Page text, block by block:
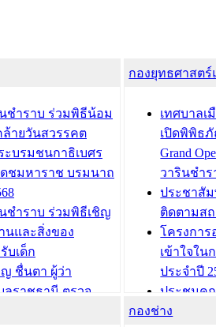
ชำราบ ร่วมพิธีน้อม
ล้ายวันสวรรคต
ะบรมชนกาธิเบศร
ชมหาราช บรมนาถ
ชำราบ ร่วมพิธีเชิญ
นและสิ่งของ
บเด็ก
ชื่นตา ผู้ว่า
ลราชธานี ตรวจ
สถานที่ในการเตรี
กองยุทธศาสต
เทศบาลเ
เปิดพิพิธภั
Grand
วารินชำร
ประชาสัม
ติดตามส
โครงกา
เข้าใจใน
ประจำปี
ประชุมค
ความเสี่ย
กองช่าง